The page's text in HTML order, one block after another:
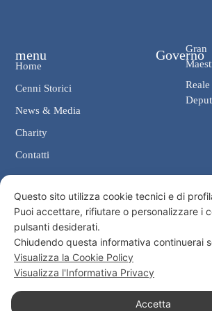
Governo
Gran
Reale
menu
Home
Cenni Storici
News & Media
Charity
Contatti
Contatti
Cancelleria: Via Giosuè Carducci, 4 00187 Roma
eMail: cancelleria@ordine-costantiniano.it
Tel. +39 06 47.41.190 +39 06 48.19.401
Social
Questo sito utilizza cookie tecnici e di
Puoi accettare, rifiutare o personalizzare i
pulsanti desiderati.
Chiudendo questa informativa continuerai
Visualizza la Cookie Policy
Visualizza l'Informativa Privacy
Accetta